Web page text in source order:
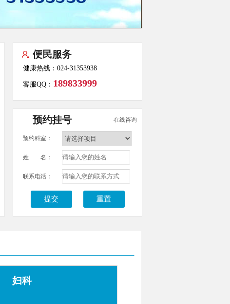
便民服务
健康热线：024-31353938
客服QQ： 189833999
预约挂号 在线咨询
预约科室：
姓 名：
联系电话：
妇科